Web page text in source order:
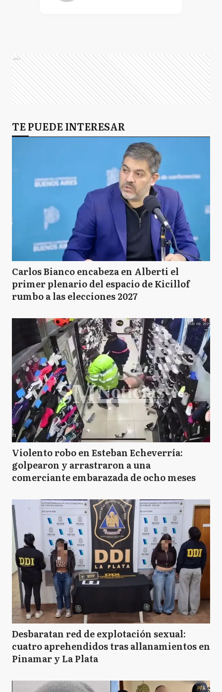
Ads
TE PUEDE INTERESAR
Carlos Bianco encabeza en Alberti el
primer plenario del espacio de Kicillof
rumbo a las elecciones 2027
Violento robo en Esteban Echeverría:
golpearon y arrastraron a una
comerciante embarazada de ocho meses
Desbaratan red de explotación sexual:
cuatro aprehendidos tras allanamientos en
Pinamar y La Plata